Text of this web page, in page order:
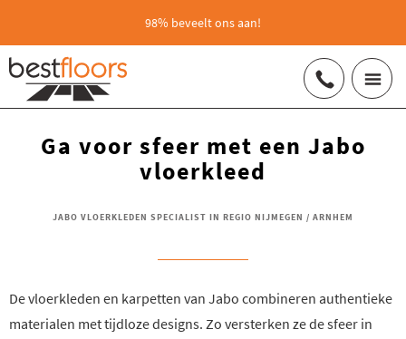
98% beveelt ons aan!
Ga voor sfeer met een Jabo
vloerkleed
JABO VLOERKLEDEN SPECIALIST IN REGIO NIJMEGEN / ARNHEM
De vloerkleden en karpetten van Jabo combineren authentieke
materialen met tijdloze designs. Zo versterken ze de sfeer in